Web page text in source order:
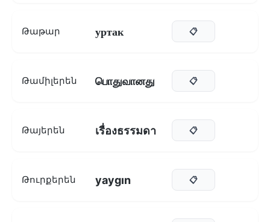
Թաթար уртак 📋
Թամիլերեն பொதுவானது 📋
Թայերեն เรื่องธรรมดา 📋
Թուրքերեն yaygın 📋